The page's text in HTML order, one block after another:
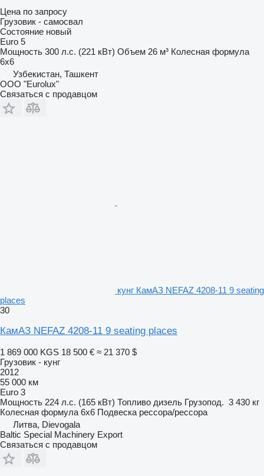
Цена по запросу
Грузовик - самосвал
Состояние новый
Euro 5
Мощность 300 л.с. (221 кВт) Объем 26 м³ Колесная формула
6x6
Узбекистан, Ташкент
ООО "Eurolux"
Связаться с продавцом
кунг КамАЗ NEFAZ 4208-11 9 seating
places
30
КамАЗ NEFAZ 4208-11 9 seating places
1 869 000 KGS 18 500 € ≈ 21 370 $
Грузовик - кунг
2012
55 000 км
Euro 3
Мощность 224 л.с. (165 кВт) Топливо дизель Грузопод. 3 430 кг
Колесная формула 6x6 Подвеска рессора/рессора
Литва, Dievogala
Baltic Special Machinery Export
Связаться с продавцом